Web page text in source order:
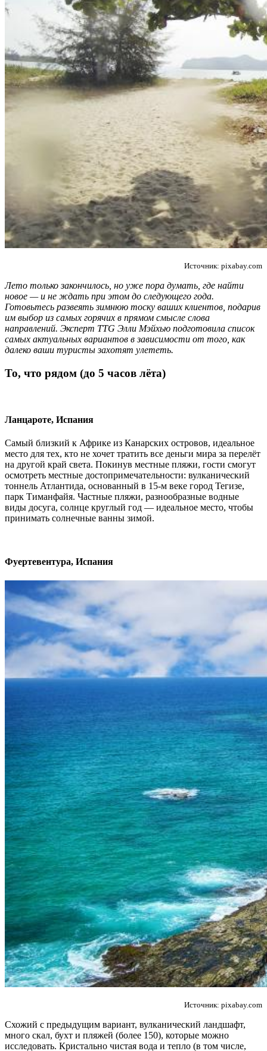
Источник: pixabay.com
Лето только закончилось, но уже пора думать, где найти
новое — и не ждать при этом до следующего года.
Готовьтесь развеять зимнюю тоску ваших клиентов, подарив
им выбор из самых горячих в прямом смысле слова
направлений. Эксперт TTG Элли Мэйхью подготовила список
самых актуальных вариантов в зависимости от того, как
далеко ваши туристы захотят улететь.
То, что рядом (до 5 часов лёта)
Ланцароте, Испания
Самый близкий к Африке из Канарских островов, идеальное
место для тех, кто не хочет тратить все деньги мира за перелёт
на другой край света. Покинув местные пляжи, гости смогут
осмотреть местные достопримечательности: вулканический
тоннель Атлантида, основанный в 15-м веке город Тегизе,
парк Тиманфайя. Частные пляжи, разнообразные водные
виды досуга, солнце круглый год — идеальное место, чтобы
принимать солнечные ванны зимой.
Фуертевентура, Испания
Источник: pixabay.com
Схожий с предыдущим вариант, вулканический ландшафт,
много скал, бухт и пляжей (более 150), которые можно
исследовать. Кристально чистая вода и тепло (в том числе,